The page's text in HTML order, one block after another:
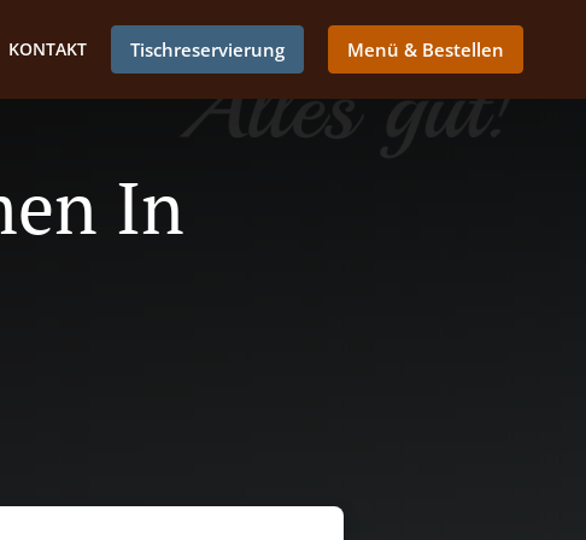
KONTAKT Tischreservierung Menü & Bestellen
In